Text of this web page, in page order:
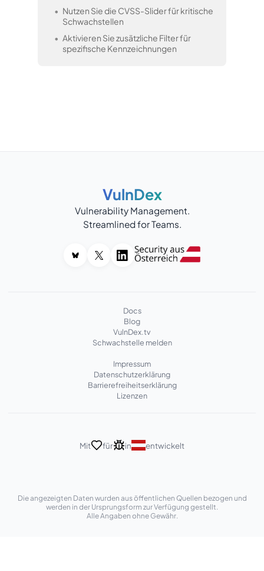
Nutzen Sie die CVSS-Slider für kritische
Schwachstellen
Aktivieren Sie zusätzliche Filter für
spezifische Kennzeichnungen
VulnDex
Vulnerability Management.
Streamlined for Teams.
Docs
Blog
VulnDex.tv
Schwachstelle melden
Impressum
Datenschutzerklärung
Barrierefreiheitserklärung
Lizenzen
Mit für in entwickelt
Die angezeigten Daten wurden aus öffentlichen Quellen bezogen und
werden in der Ursprungsform zur Verfügung gestellt.
Alle Angaben ohne Gewähr.